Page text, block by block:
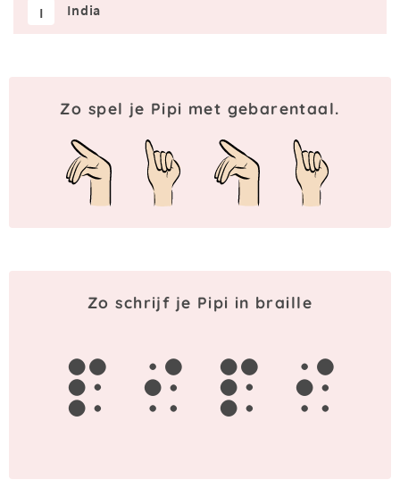
I India
Zo spel je Pipi met gebarentaal.
Zo schrijf je Pipi in braille
p i p i